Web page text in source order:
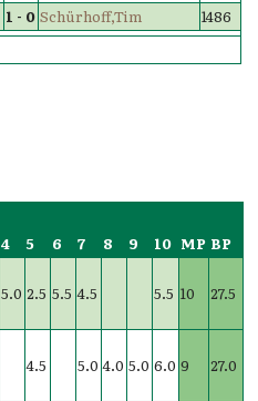
1 - 0 Schürhoff,Tim 1486
4 5 6 7 8 9 10 MP BP
5.0 2.5 5.5 4.5 5.5 10 27.5
4.5 5.0 4.0 5.0 6.0 9 27.0